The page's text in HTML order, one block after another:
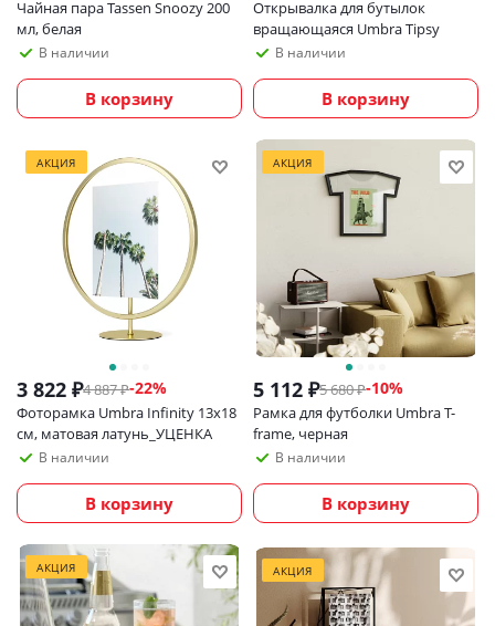
Чайная пара Tassen Snoozy 200
мл, белая
В наличии
В корзину
Открывалка для бутылок
вращающаяся Umbra Tipsy
В наличии
В корзину
АКЦИЯ
3 822 ₽4 887₽-22%
Фоторамка Umbra Infinity 13х18
см, матовая латунь_УЦЕНКА
В наличии
В корзину
АКЦИЯ
5 112 ₽5 680₽-10%
Рамка для футболки Umbra T-
frame, черная
В наличии
В корзину
АКЦИЯ АКЦИЯ